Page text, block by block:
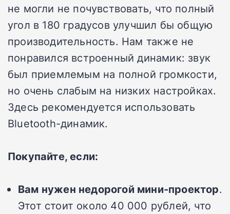
не могли не почувствовать, что полный
угол в 180 градусов улучшил бы общую
производительность. Нам также не
понравился встроенный динамик: звук
был приемлемым на полной громкости,
но очень слабым на низких настройках.
Здесь рекомендуется использовать
Bluetooth-динамик.
Покупайте, если:
Вам нужен недорогой мини-проектор.
Этот стоит около 40 000 рублей, что